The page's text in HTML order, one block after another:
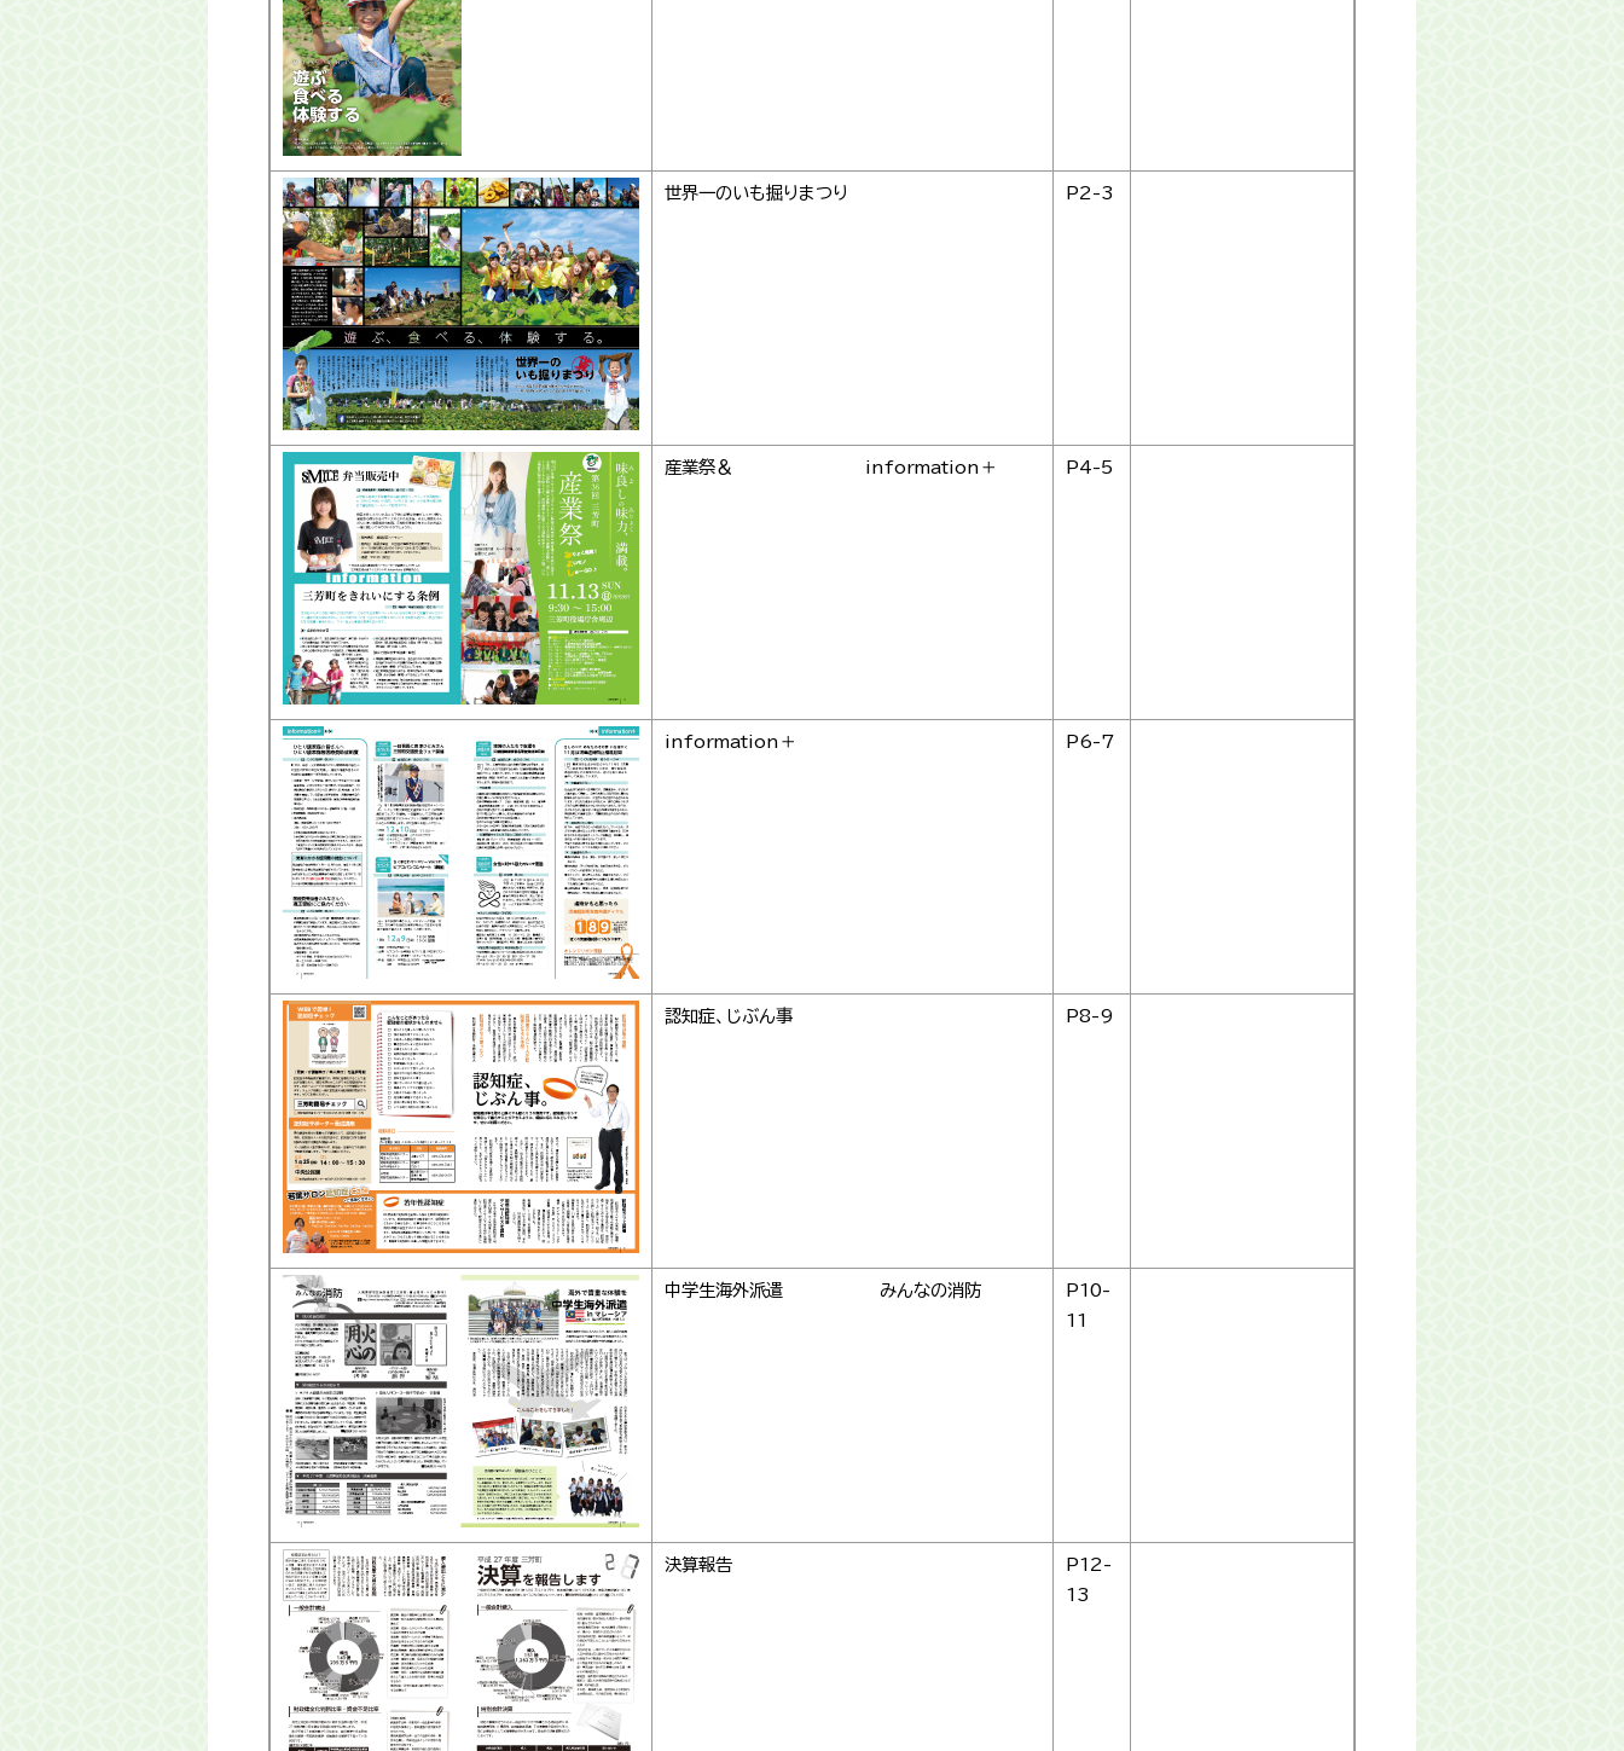
世界一のいも掘りまつり P2-3
産業祭＆ information＋ P4-5
information＋ P6-7
認知症、じぶん事 P8-9
中学生海外派遣 みんなの消防
P10-
11
決算報告
P12-
13